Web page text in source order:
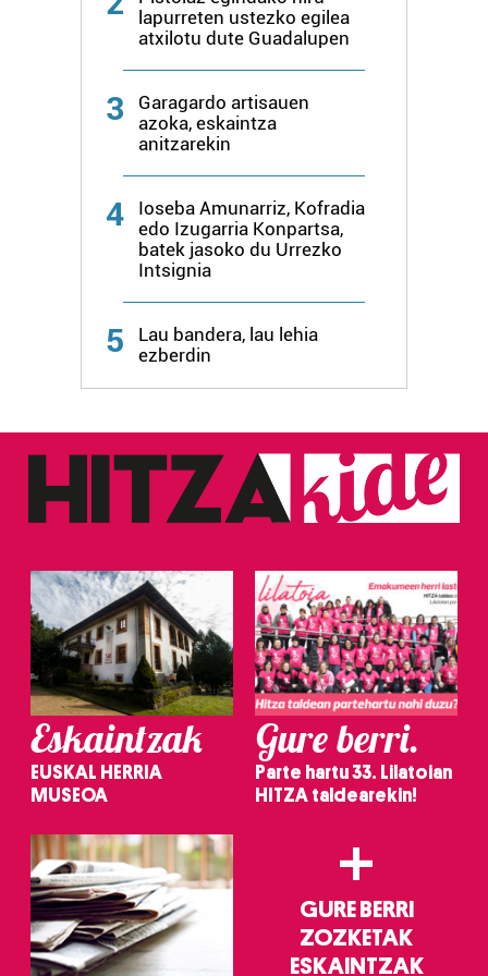
lapurreten ustezko egilea
atxilotu dute Guadalupen
3
Garagardo artisauen
azoka, eskaintza
anitzarekin
4
Ioseba Amunarriz, Kofradia
edo Izugarria Konpartsa,
batek jasoko du Urrezko
Intsignia
5
Lau bandera, lau lehia
ezberdin
Eskaintzak
EUSKAL HERRIA
MUSEOA
Gure berri.
Parte hartu 33. Lilatoian
HITZA taldearekin!
+
GURE BERRI
ZOZKETAK
ESKAINTZAK